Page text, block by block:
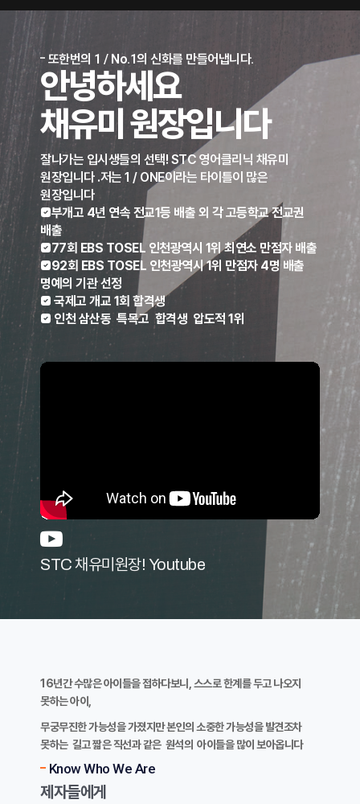
또한번의 1 / No.1의 신화를 만들어냅니다.
안녕하세요
채유미 원장입니다
잘나가는 입시생들의 선택! STC 영어클리닉 채유미
원장입니다 .저는 1 / ONE이라는 타이틀이 많은
원장입니다
부개고 4년 연속 전교1등 배출 외 각 고등학교 전교권
배출
77회 EBS TOSEL 인천광역시 1위 최연소 만점자 배출
92회 EBS TOSEL 인천광역시 1위 만점자 4명 배출
명예의 기관 선정
 국제고 개교 1회 합격생
 인천 삼산동 특목고 합격생 압도적 1위
STC 채유미원장! Youtube
16년간 수많은 아이들을 접하다보니, 스스로 한계를 두고 나오지
못하는 아이,
무궁무진한 가능성을 가졌지만 본인의 소중한 가능성을 발견조차
못하는 길고 짧은 직선과 같은 원석의 아이들을 많이 보아옵니다
Know Who We Are
제자들에게